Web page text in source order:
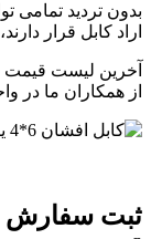
بدون تردید تمامی
اراد کابل قرار
آخرین لیست قیمت
از همکاران ما در